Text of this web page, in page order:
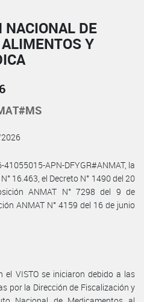
DE
Y
41055015-APN-DFYGR#ANMAT, la
16.463, el Decreto N° 1490 del 20
ANMAT N° 7298 del 9 de
ANMAT N° 4159 del 16 de junio
el VISTO se iniciaron debido a las
por la Dirección de Fiscalización y